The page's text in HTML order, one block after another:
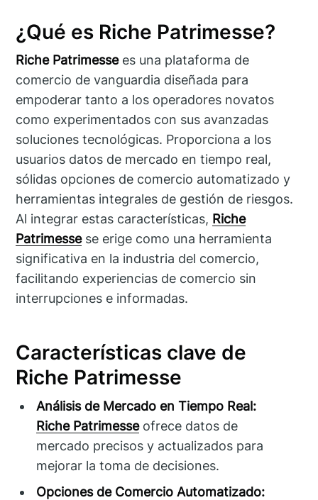
¿Qué es Riche Patrimesse?
Riche Patrimessees una plataforma de
comercio de vanguardia diseñada para
empoderar tanto a los operadores novatos
como experimentados con sus avanzadas
soluciones tecnológicas. Proporciona a los
usuarios datos de mercado en tiempo real,
sólidas opciones de comercio automatizado y
herramientas integrales de gestión de riesgos.
Al integrar estas características, Riche
Patrimessese erige como una herramienta
significativa en la industria del comercio,
facilitando experiencias de comercio sin
interrupciones e informadas.
Características clave de
Riche Patrimesse
Análisis de Mercado en Tiempo Real:
Riche Patrimesseofrece datos de
mercado precisos y actualizados para
mejorar la toma de decisiones.
Opciones de Comercio Automatizado: